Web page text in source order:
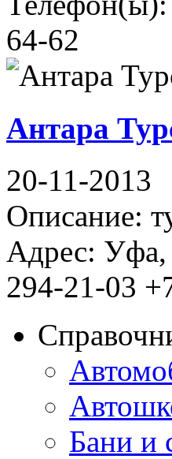
64-62
Антара
20-11-2013
Описание:
Адрес: Уфа,
294-21-03
Бани и